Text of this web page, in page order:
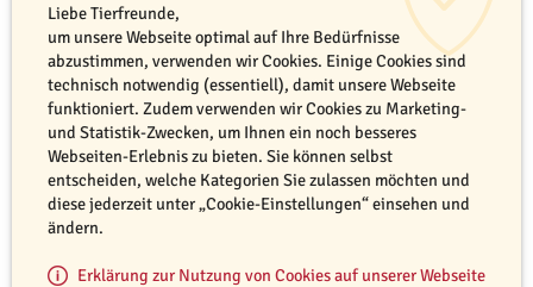
Liebe Tierfreunde,
um unsere Webseite optimal auf Ihre Bedürfnisse
abzustimmen, verwenden wir Cookies. Einige Cookies sind
technisch notwendig (essentiell), damit unsere Webseite
funktioniert. Zudem verwenden wir Cookies zu Marketing-
und Statistik-Zwecken, um Ihnen ein noch besseres
Webseiten-Erlebnis zu bieten. Sie können selbst
entscheiden, welche Kategorien Sie zulassen möchten und
diese jederzeit unter „Cookie-Einstellungen“ einsehen und
ändern.
Erklärung zur Nutzung von Cookies auf unserer Webseite